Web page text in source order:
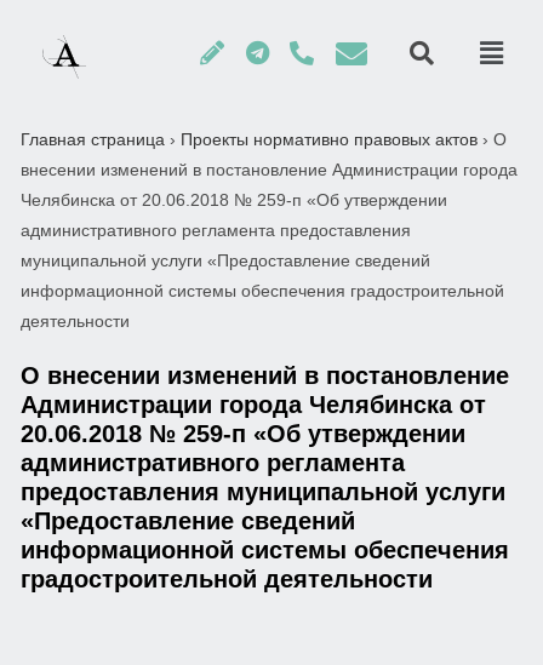
Главная страница › Проекты нормативно правовых актов › О
внесении изменений в постановление Администрации города
Челябинска от 20.06.2018 № 259-п «Об утверждении
административного регламента предоставления
муниципальной услуги «Предоставление сведений
информационной системы обеспечения градостроительной
деятельности
О внесении изменений в постановление
Администрации города Челябинска от
20.06.2018 № 259-п «Об утверждении
административного регламента
предоставления муниципальной услуги
«Предоставление сведений
информационной системы обеспечения
градостроительной деятельности